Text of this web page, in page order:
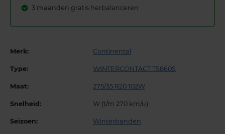
3 maanden gratis herbalanceren
Merk: Continental
Type: WINTERCONTACT TS860S
Maat: 275/35 R20 102W
Snelheid: W (t/m 270 km/u)
Seizoen: Winterbanden